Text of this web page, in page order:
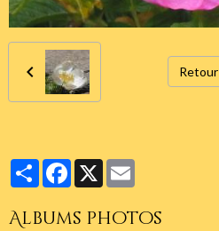
Retour
PartagerFacebook
X
Albums photos